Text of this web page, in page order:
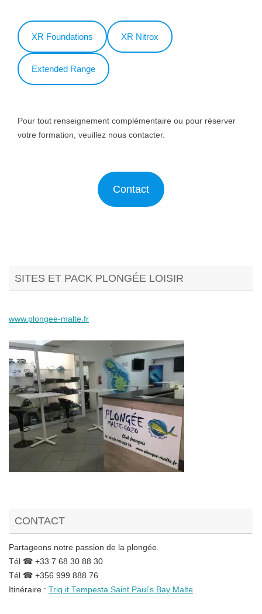
XR Foundations XR Nitrox
Extended Range
Pour tout renseignement complémentaire ou pour réserver
votre formation, veuillez nous contacter.
Contact
SITES ET PACK PLONGÉE LOISIR
www.plongee-malte.fr
CONTACT
Partageons notre passion de la plongée.
Tél ☎ +33 7 68 30 88 30
Tél ☎ +356 999 888 76
Itinéraire : Triq it Tempesta Saint Paul’s Bay Malte